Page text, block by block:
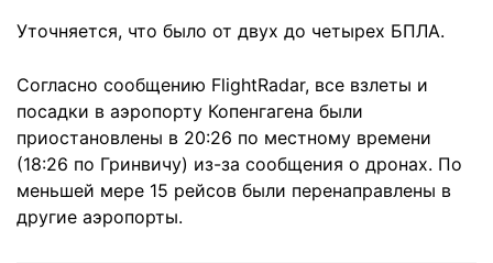
Уточняется, что было от двух до четырех БПЛА.
Согласно сообщению FlightRadar, все взлеты и
посадки в аэропорту Копенгагена были
приостановлены в 20:26 по местному времени
(18:26 по Гринвичу) из-за сообщения о дронах. По
меньшей мере 15 рейсов были перенаправлены в
другие аэропорты.